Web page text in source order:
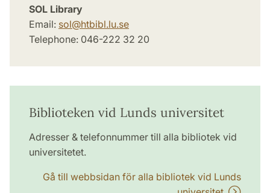
SOL Library
Email: sol@htbibl.lu.se
Telephone: 046-222 32 20
Biblioteken vid Lunds universitet
Adresser & telefonnummer till alla bibliotek vid
universitetet.
Gå till webbsidan för alla bibliotek vid Lunds